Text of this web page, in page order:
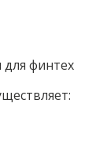
для финтех